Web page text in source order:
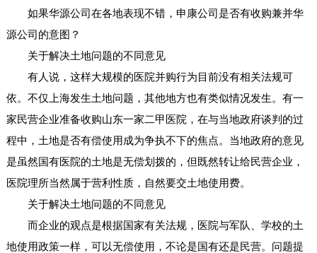
如果华源公司在各地表现不错，申康公司是否有收购兼并华
源公司的意图？
关于解决土地问题的不同意见
有人说，这样大规模的医院并购行为目前没有相关法规可
依。不仅上海发生土地问题，其他地方也有类似情况发生。有一
家民营企业准备收购山东一家二甲医院，在与当地政府谈判的过
程中，土地是否有偿使用成为争执不下的焦点。当地政府的意见
是虽然国有医院的土地是无偿划拨的，但既然转让给民营企业，
医院理所当然属于营利性质，自然要交土地使用费。
关于解决土地问题的不同意见
而企业的观点是根据国家有关法规，医院与军队、学校的土
地使用政策一样，可以无偿使用，不论是国有还是民营。问题提